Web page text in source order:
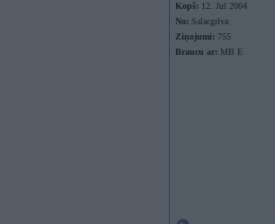
Kopš: 12. Jul 2004
No: Salacgrīva
Ziņojumi: 755
Braucu ar: MB E